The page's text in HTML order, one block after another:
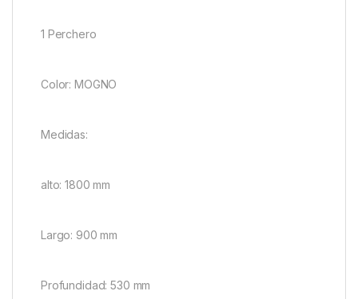
1 Perchero
Color: MOGNO
Medidas:
alto: 1800 mm
Largo: 900 mm
Profundidad: 530 mm